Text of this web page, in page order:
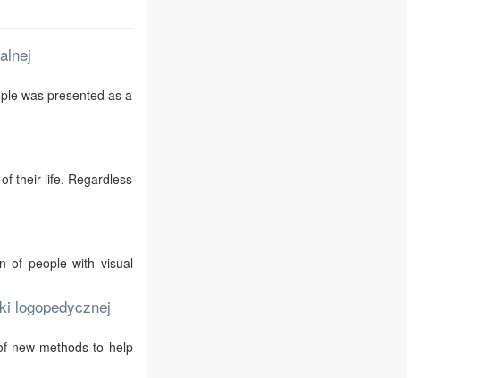
was presented as a
their life. Regardless
of people with visual
logopedycznej
new methods to help